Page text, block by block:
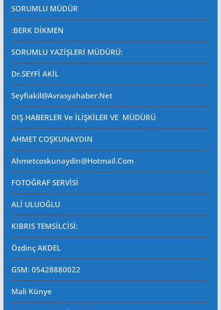
SORUMLU MÜDÜR
:BERK DİKMEN
SORUMLU YAZİŞLERİ MÜDÜRÜ:
Dr.SEYFİ AKİL
Seyfiakil@avrasyahaber.net
DIŞ HABERLER Ve İLİŞKİLER VE MÜDÜRÜ
AHMET COŞKUNAYDIN
Ahmetcoskunaydin@hotmail.com
FOTOĞRAF SERVİSİ
ALİ ULUOĞLU
KIBRIS TEMSİLCİSİ:
Özdinç AKDEL
GSM: 05428880022
Mali Künye